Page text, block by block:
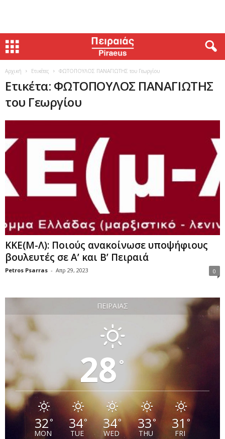
Αρχική Ετικέτες ΦΩΤΟΠΟΥΛΟΣ ΠΑΝΑΓΙΩΤΗΣ του Γεωργίου
Ετικέτα: ΦΩΤΟΠΟΥΛΟΣ ΠΑΝΑΓΙΩΤΗΣ
του Γεωργίου
KKE(Μ-Λ): Ποιούς ανακοίνωσε υποψήφιους
βουλευτές σε Α’ και Β’ Πειραιά
Petros Psarras - Απρ 29, 2023 0
ΠΕΙΡΑΙΆΣ
28 °
32°
MON
34°
TUE
34°
WED
33°
THU
31°
FRI